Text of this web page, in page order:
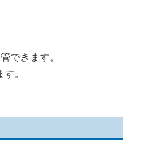
できます。
。